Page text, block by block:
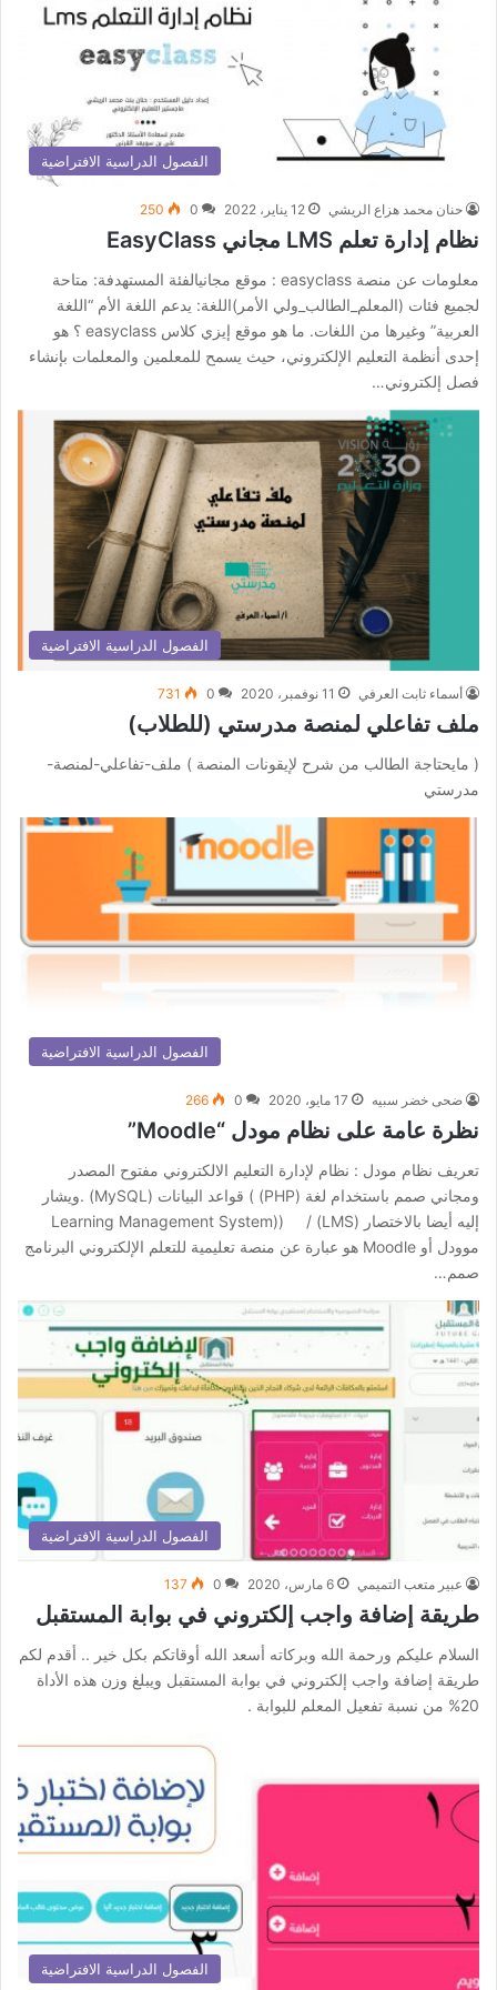
الفصول الدراسية الافتراضية
حنان محمد هزاع الريشي 12 يناير، 2022 0
250
نظام إدارة تعلم LMS مجاني EasyClass
معلومات عن منصة easyclass : موقع مجانيالفئة المستهدفة: متاحة
لجميع فئات (المعلم_الطالب_ولي الأمر)اللغة: يدعم اللغة الأم “اللغة
العربية” وغيرها من اللغات. ما هو موقع إيزي كلاس easyclass ؟ هو
إحدى أنظمة التعليم الإلكتروني، حيث يسمح للمعلمين والمعلمات بإنشاء
فصل إلكتروني…
الفصول الدراسية الافتراضية
أسماء ثابت العرفي 11 نوفمبر، 2020 0
731
ملف تفاعلي لمنصة مدرستي (للطلاب)
( مايحتاجة الطالب من شرح لإيقونات المنصة ) ملف-تفاعلي-لمنصة-
مدرستي
الفصول الدراسية الافتراضية
ضحى خضر سبيه 17 مايو، 2020 0
266
نظرة عامة على نظام مودل “Moodle”
تعريف نظام مودل : نظام لإدارة التعليم الالكتروني مفتوح المصدر
ومجاني صمم باستخدام لغة (PHP) ) قواعد البيانات (MySQL) .ويشار
إليه أيضا بالاختصار (LMS) / ((Learning Management System
موودل أو Moodle هو عبارة عن منصة تعليمية للتعلم الإلكتروني البرنامج
صمم…
الفصول الدراسية الافتراضية
عبير متعب التميمي 6 مارس، 2020 0
137
طريقة إضافة واجب إلكتروني في بوابة المستقبل
السلام عليكم ورحمة الله وبركاته أسعد الله أوقاتكم بكل خير .. أقدم لكم
طريقة إضافة واجب إلكتروني في بوابة المستقبل ويبلغ وزن هذه الأداة
20% من نسبة تفعيل المعلم للبوابة .
الفصول الدراسية الافتراضية